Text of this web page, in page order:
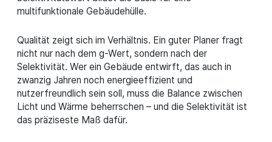
multifunktionale Gebäudehülle.
Qualität zeigt sich im Verhältnis. Ein guter Planer fragt
nicht nur nach dem g-Wert, sondern nach der
Selektivität. Wer ein Gebäude entwirft, das auch in
zwanzig Jahren noch energieeffizient und
nutzerfreundlich sein soll, muss die Balance zwischen
Licht und Wärme beherrschen – und die Selektivität ist
das präziseste Maß dafür.